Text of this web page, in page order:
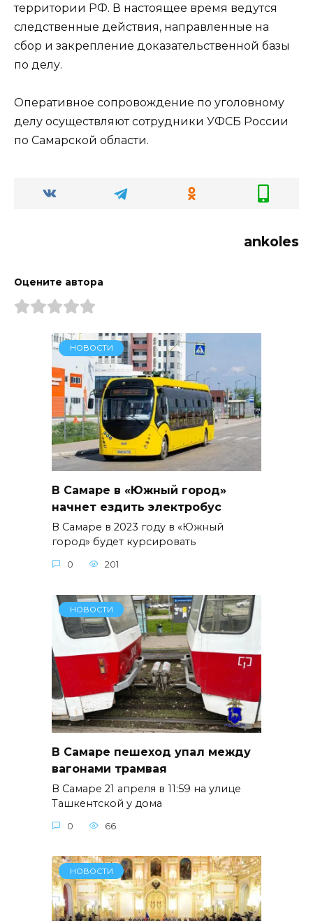
территории РФ. В настоящее время ведутся
следственные действия, направленные на
сбор и закрепление доказательственной базы
по делу.
Оперативное сопровождение по уголовному
делу осуществляют сотрудники УФСБ России
по Самарской области.
ankoles
Оцените автора
НОВОСТИ
В Самаре в «Южный город»
начнет ездить электробус
В Самаре в 2023 году в «Южный
город» будет курсировать
0 201
НОВОСТИ
В Самаре пешеход упал между
вагонами трамвая
В Самаре 21 апреля в 11:59 на улице
Ташкентской у дома
0 66
НОВОСТИ